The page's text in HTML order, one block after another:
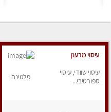
עיסוי מרענן
עיסוי שוודי, עיסוי
ספורטיבי...
פלטינה